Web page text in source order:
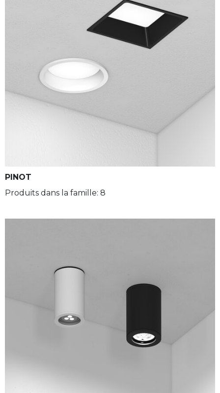
PINOT
Produits dans la famille: 8